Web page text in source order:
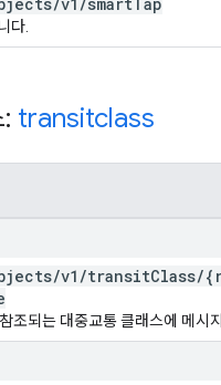
다.
transitclass
/v1 /transitClass/
조되는 대중교통 클래스에 메시